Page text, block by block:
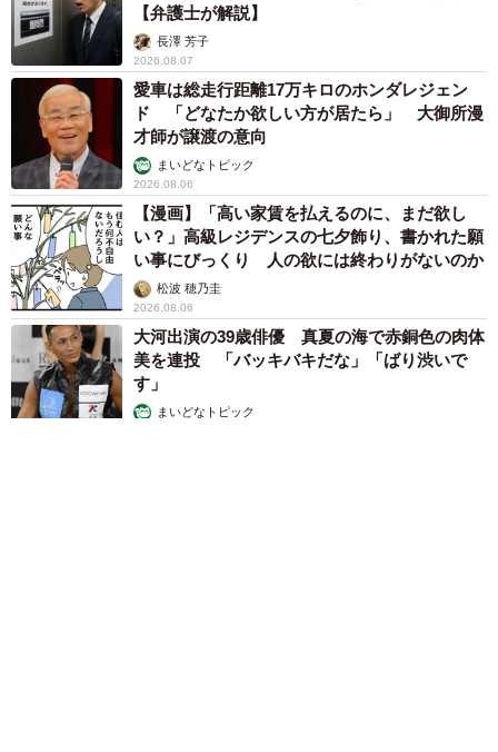
【弁護士が解説】
長澤 芳子
2026.08.07
愛車は総走行距離17万キロのホンダレジェン
ド 「どなたか欲しい方が居たら」 大御所漫
才師が譲渡の意向
まいどなトピック
2026.08.06
【漫画】「高い家賃を払えるのに、まだ欲し
い？」高級レジデンスの七夕飾り、書かれた願
い事にびっくり 人の欲には終わりがないのか
松波 穂乃圭
2026.08.06
大河出演の39歳俳優 真夏の海で赤銅色の肉体
美を連投 「バッキバキだな」「ばり渋いで
す」
まいどなトピック